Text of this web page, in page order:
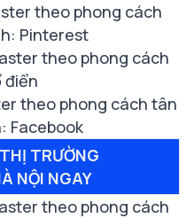
theo phong cách
Pinterest
theo phong cách tân
Facebook
TRƯỜNG
NỘI NGAY